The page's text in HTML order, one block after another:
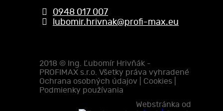
0948 017 007
lubomir.hrivnak@profi-max.eu
2018 © Ing. Ľubomír Hrivňák -
PROFIMAX s.r.o. Všetky práva vyhradené
Ochrana osobných údajov
Cookies
Podmienky používania
Webstránka od